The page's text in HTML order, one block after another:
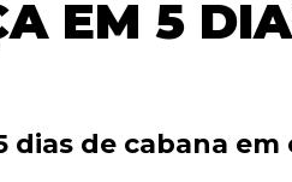
EM 5
dias de cabana